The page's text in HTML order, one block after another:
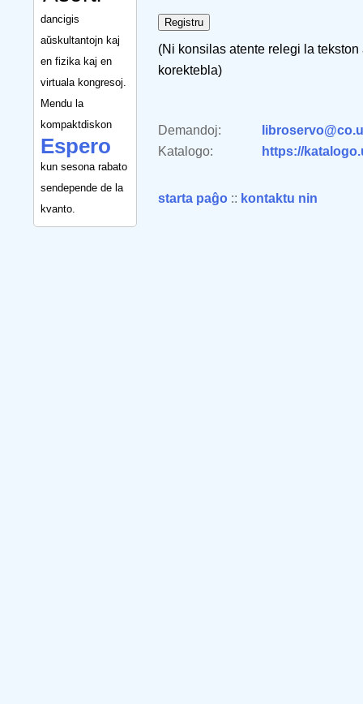
dancigis
aŭskultantojn kaj
en fizika kaj en
virtuala kongresoj.
Mendu la
kompaktdiskon
Espero
kun sesona rabato
sendepende de la
kvanto.
(Ni konsilas atente relegi la
korektebla)
Demandoj:
Katalogo:
https://
starta paĝo :: kontaktu nin